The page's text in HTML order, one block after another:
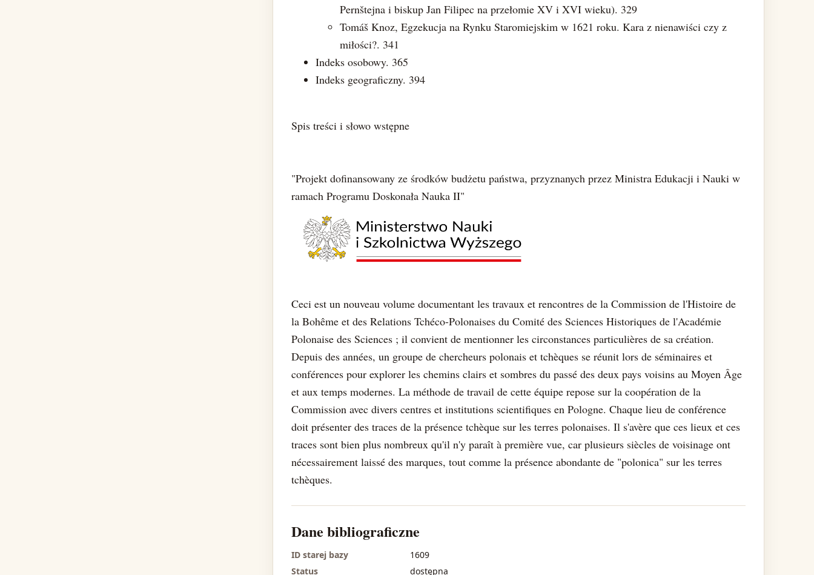
Pernštejna i biskup Jan Filipec na przełomie XV i XVI wieku). 329
Tomáš Knoz, Egzekucja na Rynku Staromiejskim w 1621 roku. Kara z nienawiści czy z
miłości?. 341
Indeks osobowy. 365
Indeks geograficzny. 394
Spis treści i słowo wstępne
"Projekt dofinansowany ze środków budżetu państwa, przyznanych przez Ministra Edukacji i Nauki w
ramach Programu Doskonała Nauka II"
Ceci est un nouveau volume documentant les travaux et rencontres de la Commission de l'Histoire de
la Bohême et des Relations Tchéco-Polonaises du Comité des Sciences Historiques de l'Académie
Polonaise des Sciences ; il convient de mentionner les circonstances particulières de sa création.
Depuis des années, un groupe de chercheurs polonais et tchèques se réunit lors de séminaires et
conférences pour explorer les chemins clairs et sombres du passé des deux pays voisins au Moyen Âge
et aux temps modernes. La méthode de travail de cette équipe repose sur la coopération de la
Commission avec divers centres et institutions scientifiques en Pologne. Chaque lieu de conférence
doit présenter des traces de la présence tchèque sur les terres polonaises. Il s'avère que ces lieux et ces
traces sont bien plus nombreux qu'il n'y paraît à première vue, car plusieurs siècles de voisinage ont
nécessairement laissé des marques, tout comme la présence abondante de "polonica" sur les terres
tchèques.
Dane bibliograficzne
ID starej bazy
1609
Status
dostępna